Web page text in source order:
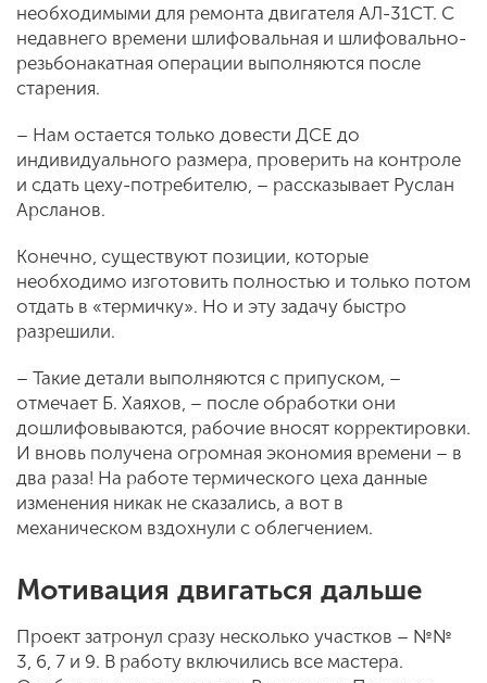
необходимыми для ремонта двигателя АЛ-31СТ. С
недавнего времени шлифовальная и шлифовально-
резьбонакатная операции выполняются после
старения.
– Нам остается только довести ДСЕ до
индивидуального размера, проверить на контроле
и сдать цеху-потребителю, – рассказывает Руслан
Арсланов.
Конечно, существуют позиции, которые
необходимо изготовить полностью и только потом
отдать в «термичку». Но и эту задачу быстро
разрешили.
– Такие детали выполняются с припуском, –
отмечает Б. Хаяхов, – после обработки они
дошлифовываются, рабочие вносят корректировки.
И вновь получена огромная экономия времени – в
два раза! На работе термического цеха данные
изменения никак не сказались, а вот в
механическом вздохнули с облегчением.
Мотивация двигаться дальше
Проект затронул сразу несколько участков – №№
3, 6, 7 и 9. В работу включились все мастера.